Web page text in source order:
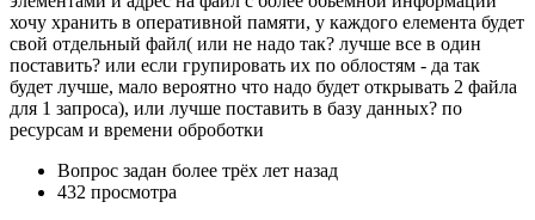
хочу хранить в оперативной памяти, у каждого елемента будет
свой отдельный файл( или не надо так? лучше все в один
поставить? или если групировать их по облостям - да так
будет лучше, мало вероятно что надо будет открывать 2 файла
для 1 запроса), или лучше поставить в базу данных? по
ресурсам и времени оброботки
Вопрос задан более трёх лет назад
432 просмотра